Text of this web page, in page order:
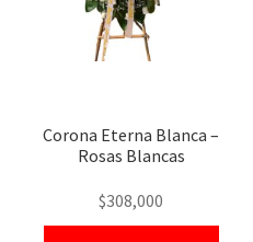
Corona Eterna Blanca –
Rosas Blancas
$308,000